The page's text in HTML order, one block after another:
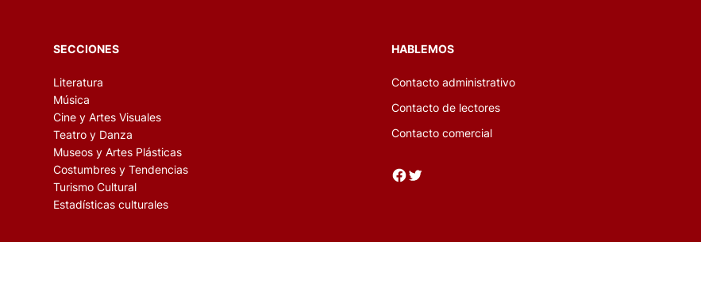
SECCIONES
Literatura
Música
Cine y Artes Visuales
Teatro y Danza
Museos y Artes Plásticas
Costumbres y Tendencias
Turismo Cultural
Estadísticas culturales
HABLEMOS
Contacto administrativo
Contacto de lectores
Contacto comercial
Facebook Twitter